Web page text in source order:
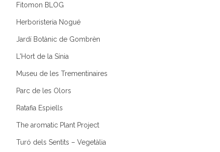
Fitomon BLOG
Herboristeria Nogué
Jardí Botànic de Gombrèn
L'Hort de la Sínia
Museu de les Trementinaires
Parc de les Olors
Ratafia Espiells
The aromatic Plant Project
Turó dels Sentits – Vegetàlia